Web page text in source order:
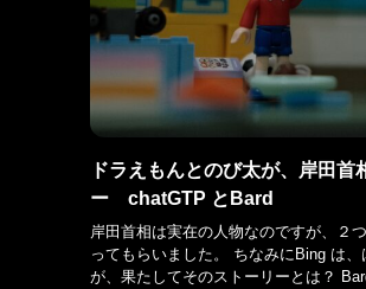
ドラえもんとのび太が、岸田首
ー chatGTP とBard
岸田首相は実在の人物なのですが、２
ってもらいました。 ちなみにBing は
が、果たしてそのストーリーとは？